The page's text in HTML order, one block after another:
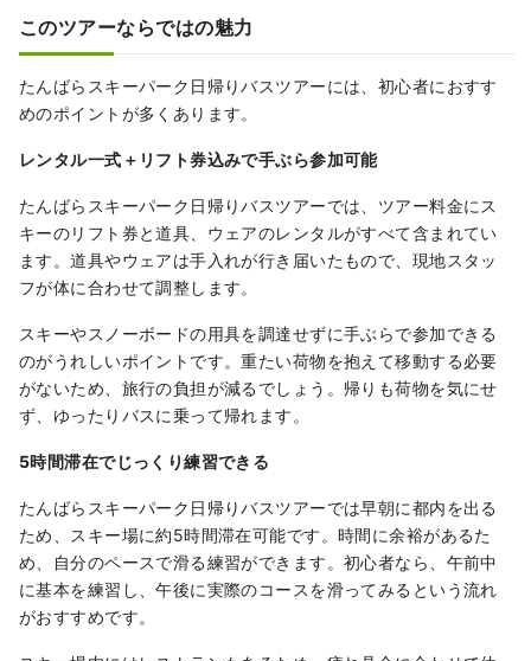
このツアーならではの魅力
たんばらスキーパーク日帰りバスツアーには、初心者におすす
めのポイントが多くあります。
レンタル一式＋リフト券込みで手ぶら参加可能
たんばらスキーパーク日帰りバスツアーでは、ツアー料金にス
キーのリフト券と道具、ウェアのレンタルがすべて含まれてい
ます。道具やウェアは手入れが行き届いたもので、現地スタッ
フが体に合わせて調整します。
スキーやスノーボードの用具を調達せずに手ぶらで参加できる
のがうれしいポイントです。重たい荷物を抱えて移動する必要
がないため、旅行の負担が減るでしょう。帰りも荷物を気にせ
ず、ゆったりバスに乗って帰れます。
5時間滞在でじっくり練習できる
たんばらスキーパーク日帰りバスツアーでは早朝に都内を出る
ため、スキー場に約5時間滞在可能です。時間に余裕があるた
め、自分のペースで滑る練習ができます。初心者なら、午前中
に基本を練習し、午後に実際のコースを滑ってみるという流れ
がおすすめです。